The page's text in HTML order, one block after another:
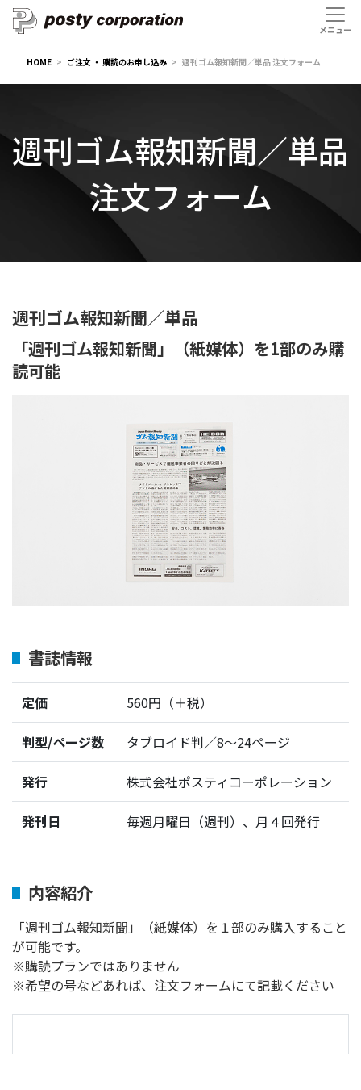
HOME ご注文 ・ 購読のお申し込み 週刊ゴム報知新聞／単品 注文フォーム
週刊ゴム報知新聞／単品
注文フォーム
週刊ゴム報知新聞／単品
「週刊ゴム報知新聞」（紙媒体）を1部のみ購
読可能
書誌情報
定価 560円（＋税）
判型/ページ数 タブロイド判／8～24ページ
発行 株式会社ポスティコーポレーション
発刊日 毎週月曜日（週刊）、月４回発行
内容紹介
「週刊ゴム報知新聞」（紙媒体）を１部のみ購入すること
が可能です。
※購読プランではありません
※希望の号などあれば、注文フォームにて記載ください